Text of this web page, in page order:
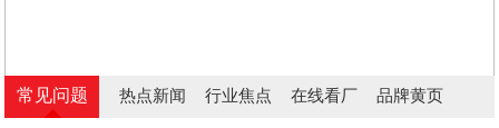
常见问题 热点新闻 行业焦点 在线看厂 品牌黄页